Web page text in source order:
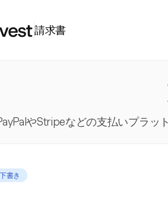
請求書
やStripeなどの支払いプラ
下書き